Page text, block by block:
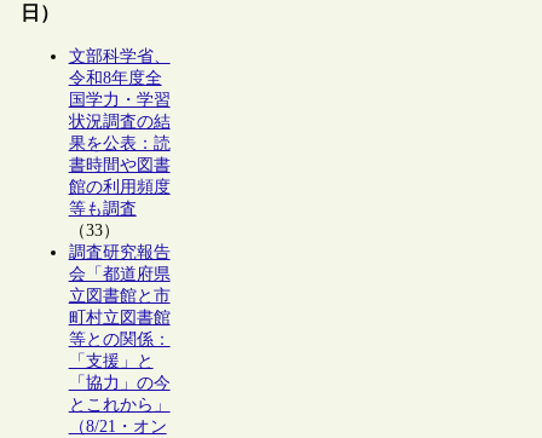
日）
文部科学省、
令和8年度全
国学力・学習
状況調査の結
果を公表：読
書時間や図書
館の利用頻度
等も調査
（33）
調査研究報告
会「都道府県
立図書館と市
町村立図書館
等との関係：
「支援」と
「協力」の今
とこれから」
（8/21・オン